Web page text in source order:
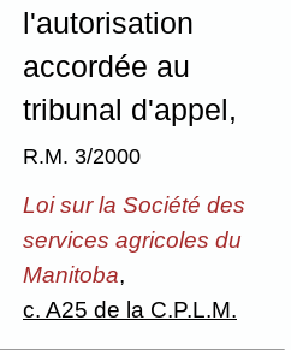
l'autorisation
accordée au
tribunal d'appel,
R.M. 3/2000
Loi sur la Société des
services agricoles du
Manitoba,
c. A25 de la C.P.L.M.